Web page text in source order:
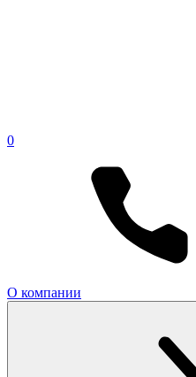
0
О компании